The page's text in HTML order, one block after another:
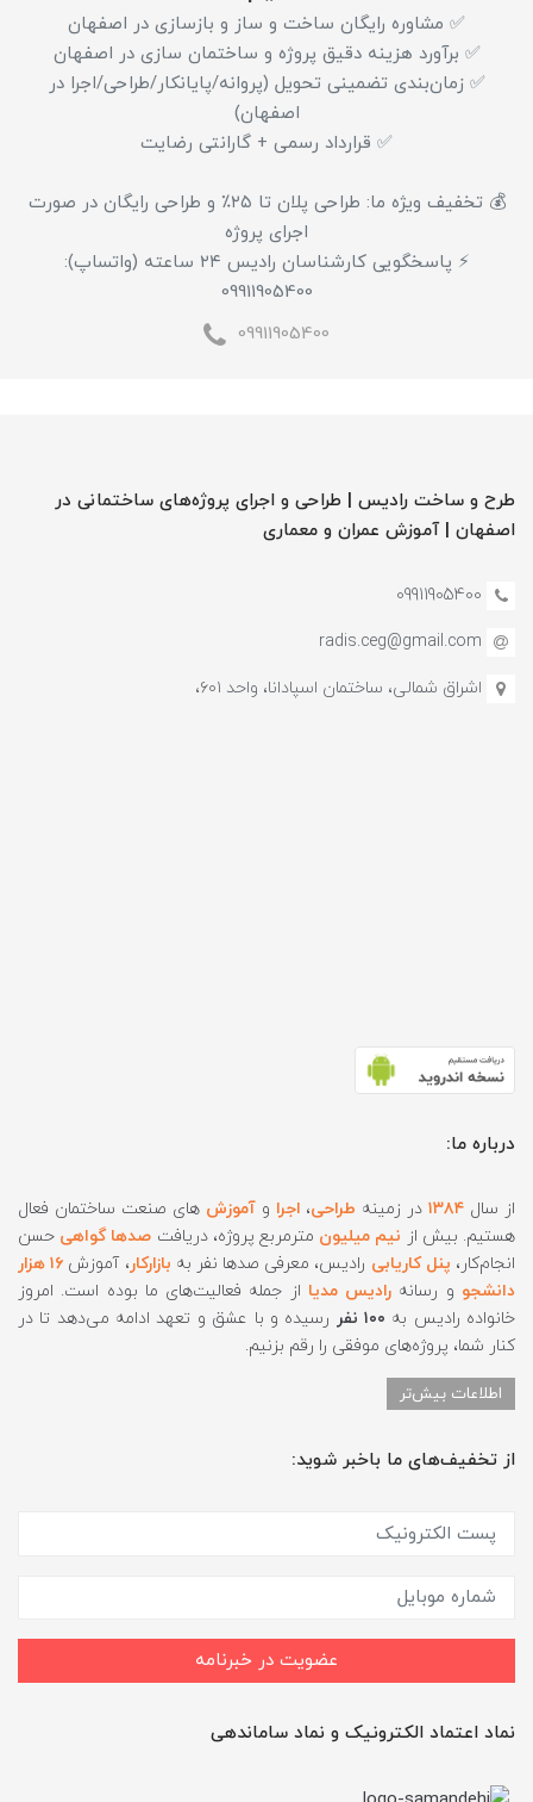
✅ مشاوره رایگان ساخت و ساز و بازسازی در اصفهان
✅ برآورد هزینه دقیق پروژه و ساختمان سازی در اصفهان
✅ زمان‌بندی تضمینی تحویل (پروانه/پایانکار/طراحی/اجرا در
اصفهان)
✅ قرارداد رسمی + گارانتی رضایت
💰 تخفیف ویژه ما: طراحی پلان تا ۲۵٪ و طراحی رایگان در صورت
اجرای پروژه
⚡ پاسخگویی کارشناسان رادیس ۲۴ ساعته (واتساپ):
09911905400
09911905400
طرح و ساخت رادیس | طراحی و اجرای پروژه‌های ساختمانی در
اصفهان | آموزش‌ عمران و معماری
09911905400
radis.ceg@gmail.com
اشراق شمالی، ساختمان اسپادانا، واحد ۶۰۱،
درباره ما:
از سال ۱۳۸۴ در زمینه طراحی، اجرا وآموزشهای صنعت ساختمان فعال
هستیم. بیش از نیم میلیون مترمربع پروژه، دریافت صدها گواهی حسن
انجام‌کار، پنل کاریابی رادیس، معرفی صدها نفر به بازارکار، آموزش
۱۶ هزار
دانشجو و رسانه رادیس مدیا از جمله فعالیت‌های ما بوده است. امروز
خانواده رادیس به ۱۰۰ نفر
رسیده و با عشق و تعهد ادامه می‌دهد تا در
کنار شما، پروژه‌های موفقی را رقم بزنیم.
اطلاعات بیش‌تر
از تخفیف‌های ما باخبر شوید:
عضویت در خبرنامه
نماد اعتماد الکترونیک و نماد ساماندهی